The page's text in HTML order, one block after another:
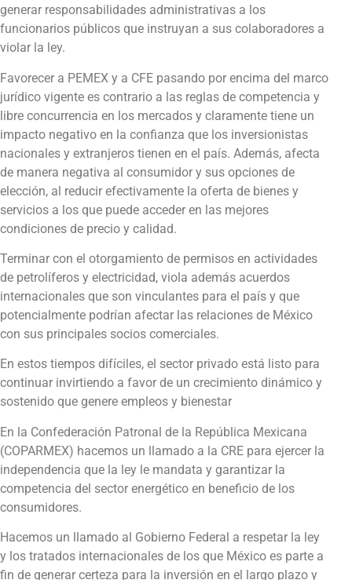
generar responsabilidades administrativas a los
funcionarios públicos que instruyan a sus colaboradores a
violar la ley.
Favorecer a PEMEX y a CFE pasando por encima del marco
jurídico vigente es contrario a las reglas de competencia y
libre concurrencia en los mercados y claramente tiene un
impacto negativo en la confianza que los inversionistas
nacionales y extranjeros tienen en el país. Además, afecta
de manera negativa al consumidor y sus opciones de
elección, al reducir efectivamente la oferta de bienes y
servicios a los que puede acceder en las mejores
condiciones de precio y calidad.
Terminar con el otorgamiento de permisos en actividades
de petrolíferos y electricidad, viola además acuerdos
internacionales que son vinculantes para el país y que
potencialmente podrían afectar las relaciones de México
con sus principales socios comerciales.
En estos tiempos difíciles, el sector privado está listo para
continuar invirtiendo a favor de un crecimiento dinámico y
sostenido que genere empleos y bienestar
En la Confederación Patronal de la República Mexicana
(COPARMEX) hacemos un llamado a la CRE para ejercer la
independencia que la ley le mandata y garantizar la
competencia del sector energético en beneficio de los
consumidores.
Hacemos un llamado al Gobierno Federal a respetar la ley
y los tratados internacionales de los que México es parte a
fin de generar certeza para la inversión en el largo plazo y